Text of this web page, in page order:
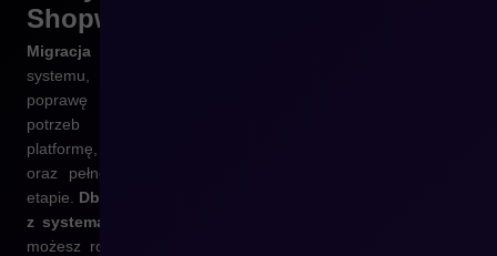
Shopware z
Migracja do Shopware z CREHLER
systemu, ale realna szansa na uporządkowanie procesów,
poprawę wydajności sklepu i lepsze dopasowanie go do
potrzeb klientów. Zyskujesz nowoczesną, skalowalną
platformę, bezpieczne przeniesienie danych, zachowanie SEO
oraz pełne wsparcie doświadczonego zespołu na każdym
etapie. Dbamy o płynne przejście, nowy design i integracje
z systemami
możesz rozwijać sklep w swoim tempie, mając technologię,